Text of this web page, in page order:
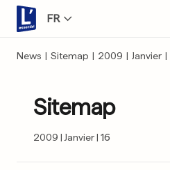
FR
News | Sitemap | 2009 | Janvier |
Sitemap
2009 Janvier 16